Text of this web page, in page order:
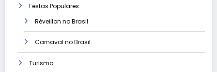
Festas Populares
Réveillon no Brasil
Carnaval no Brasil
Turismo